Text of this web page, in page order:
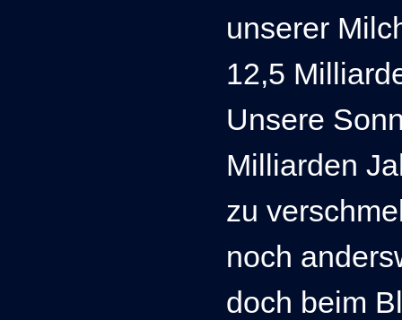
unserer
12,5
Unsere
Milliarden
zu
noch
doch beim